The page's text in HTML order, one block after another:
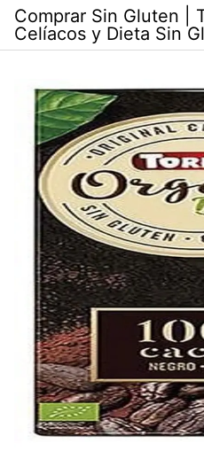
Skip
content
Comprar Sin Gluten |
Celíacos y Dieta Sin